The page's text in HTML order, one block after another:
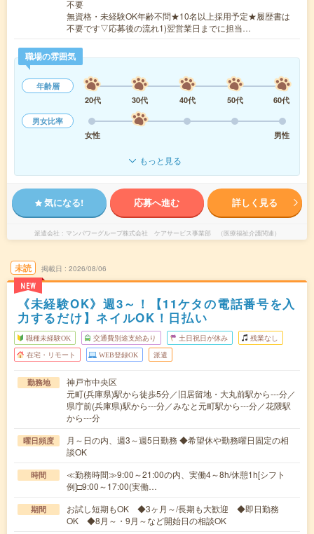
不要
無資格・未経験OK年齢不問★10名以上採用予定★履歴書は
不要です▽応募後の流れ1)翌営業日までに担当…
職場の雰囲気
年齢層
20代
30代 40代 50代
60代
男女比率
女性
男性
もっと見る
気になる! 応募へ進む 詳しく見る
派遣会社 マンパワーグループ株式会社 ケアサービス事業部 （医療福祉介護関連）
未読
NEW
掲載日 2026/08/06
《未経験OK》週3～！【11ケタの電話番号を入
力するだけ】ネイルOK！日払い
職種未経験OK 交通費別途支給あり 土日祝日が休み 残業なし
在宅・リモート WEB登録OK 派遣
勤務地
神戸市中央区
元町(兵庫県)駅から徒歩5分／旧居留地・大丸前駅から---分／
県庁前(兵庫県)駅から---分／みなと元町駅から---分／花隈駅
から---分
曜日頻度
月～日の内、週3～週5日勤務 ◆希望休や勤務曜日固定の相
談OK
時間
≪勤務時間≫9:00～21:00の内、実働4～8h/休憩1h[シフト
例]□9:00～17:00(実働…
期間
お試し短期もOK ◆3ヶ月～/長期も大歓迎 ◆即日勤務
OK ◆8月～・9月～など開始日の相談OK